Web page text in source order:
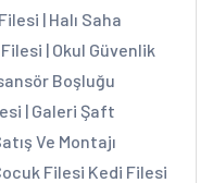
| Halı Saha
| Okul Güvenlik
Boşluğu
| Galeri Şaft
Ve Montajı
Filesi Kedi Filesi